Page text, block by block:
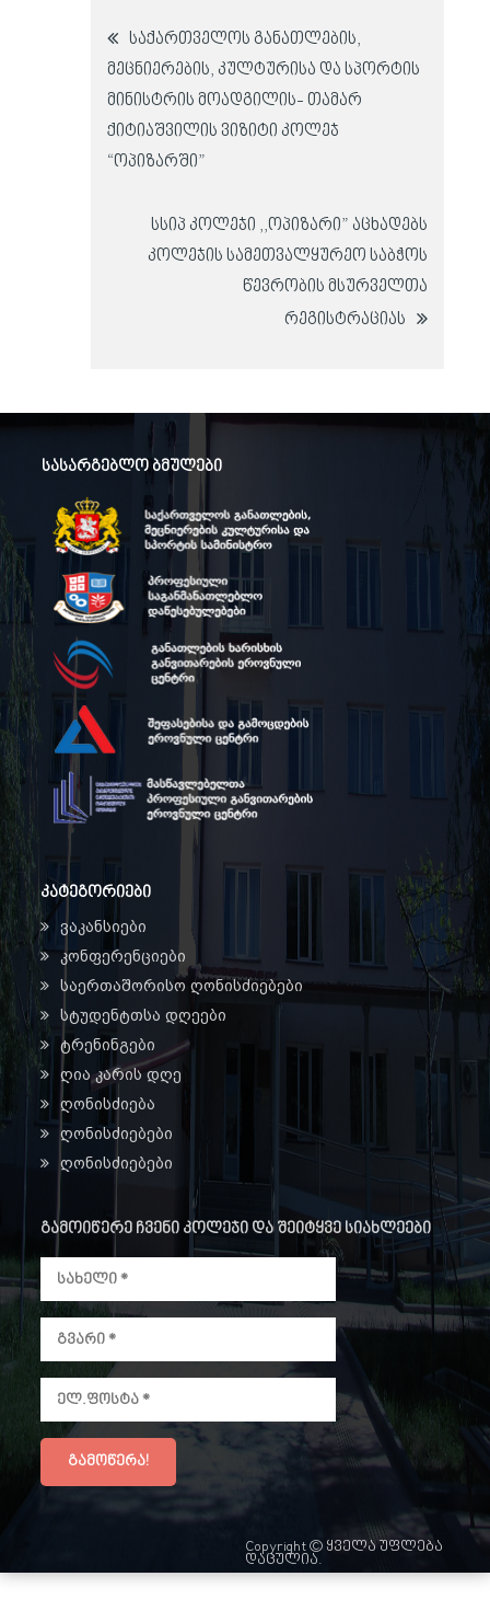
პოსტის
ნავიგაცია
საქართველოს განათლების,
მეცნიერების, კულტურისა და სპორტის
მინისტრის მოადგილის- თამარ
ქიტიაშვილის ვიზიტი კოლეჯ
“ოპიზარში”
სსიპ კოლეჯი ,,ოპიზარი” აცხადებს
კოლეჯის სამეთვალყურეო საბჭოს
წევრობის მსურველთა
რეგისტრაციას
სასარგებლო ბმულები
კატეგორიები
ვაკანსიები
კონფერენციები
საერთაშორისო ღონისძიებები
სტუდენტთსა დღეები
ტრენინგები
ღია კარის დღე
ღონისძიება
ღონისძიებები
ღონისძიებები
გამოიწერე ჩვენი კოლეჯი და შეიტყვე სიახლეები
Copyright © ყველა უფლება
დაცულია.